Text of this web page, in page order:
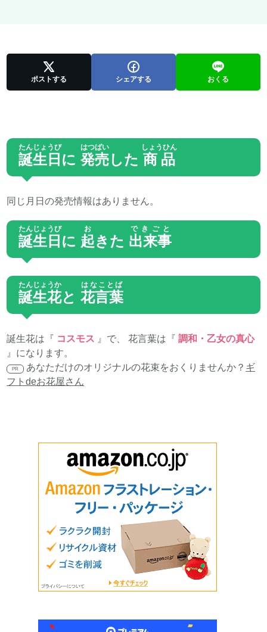
ポストする シェアする おくる
誕生日
たんじょうび
に発売
はつばい
した商品
しょうひん
同じ月日の発売情報はありません。
誕生日
たんじょうび
に 起
お
きた 出来事
できごと
誕生花
たんじょうか
と花言葉
はなことば
誕生花は『 コスモス 』で、 花言葉は『調和・乙女の真心
』になります。
PR あなただけのオリジナルの花束をおくりませんか？ ギ
フトdeお花屋さん